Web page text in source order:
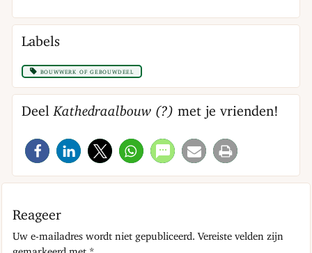
Labels
bouwwerk of gebouwdeel
Deel Kathedraalbouw (?) met je vrienden!
Reageer
Uw e-mailadres wordt niet gepubliceerd. Vereiste velden zijn